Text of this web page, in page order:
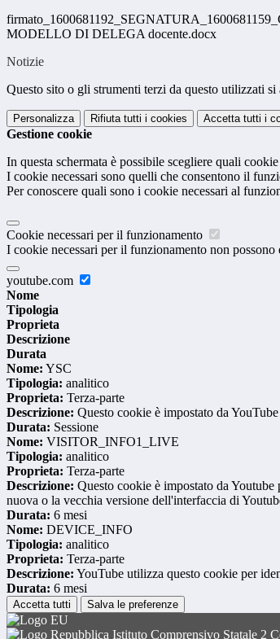
MODELLO DI DELEGA docente.docx
Notizie
Questo sito o gli strumenti terzi da questo utilizzati
Personalizza Rifiuta tutti i cookies Accetta tutti i
Gestione cookie
In questa schermata è possibile scegliere quali
I cookie necessari sono quelli che consentono il
Per conoscere quali sono i cookie necessari al
Cookie necessari per il funzionamento
I cookie necessari per il funzionamento non
youtube.com
Nome
Tipologia
Proprieta
Descrizione
Durata
Nome: YSC
Tipologia: analitico
Proprieta: Terza-parte
Descrizione: Questo cookie è impostato da
Durata: Sessione
Nome: VISITOR_INFO1_LIVE
Tipologia: analitico
Proprieta: Terza-parte
Descrizione: Questo cookie è impostato da
nuova o la vecchia versione dell'interfaccia di
Durata: 6 mesi
Nome: DEVICE_INFO
Tipologia: analitico
Proprieta: Terza-parte
Descrizione: YouTube utilizza questo cookie per
Durata: 6 mesi
Accetta tutti Salva le preferenze
Istituto Comprensivo Statale 2